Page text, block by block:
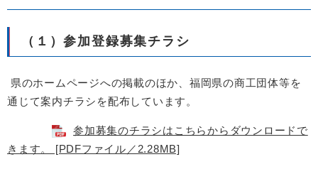
（１）参加登録募集チラシ
県のホームページへの掲載のほか、福岡県の商工団体等を
通じて案内チラシを配布しています。
参加募集のチラシはこちらからダウンロードで
きます。 [PDFファイル／2.28MB]